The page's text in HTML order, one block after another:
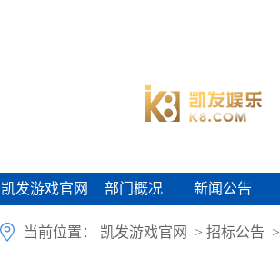
凯发游戏官网
凯发游戏官网 部门概况
部门概况 新闻公告
新闻公告
当前位置： 凯发游戏官网 > 招标公告 >